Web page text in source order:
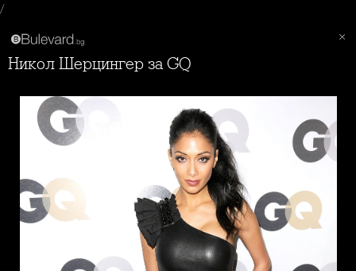
/
Никол Шерцингер за GQ